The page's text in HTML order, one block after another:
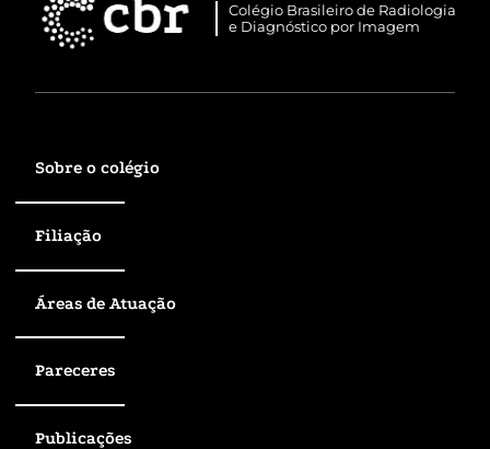
Colégio Brasileiro de Radiologia
e Diagnóstico por Imagem
Sobre o colégio
Filiação
Áreas de Atuação
Pareceres
Publicações